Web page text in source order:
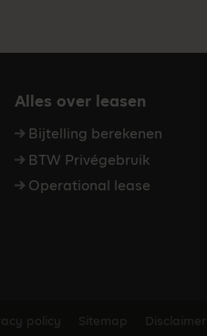
Alles over leasen
Bijtelling berekenen
BTW Privégebruik
Operational lease
policy Sitemap Disclaimer